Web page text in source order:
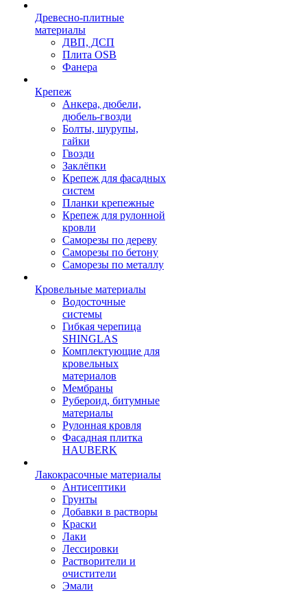
Древесно-плитные
материалы
ДВП, ДСП
Плита OSB
Фанера
Крепеж
Анкера, дюбели,
дюбель-гвозди
Болты, шурупы,
гайки
Гвозди
Заклёпки
Крепеж для фасадных
систем
Планки крепежные
Крепеж для рулонной
кровли
Саморезы по дереву
Саморезы по бетону
Саморезы по металлу
Кровельные материалы
Водосточные
системы
Гибкая черепица
SHINGLAS
Комплектующие для
кровельных
материалов
Мембраны
Рубероид, битумные
материалы
Рулонная кровля
Фасадная плитка
HAUBERK
Лакокрасочные материалы
Антисептики
Грунты
Добавки в растворы
Краски
Лаки
Лессировки
Растворители и
очистители
Эмали